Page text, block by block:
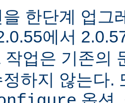
한단계 업그
에서
작업은 기존의
하지 않는다.